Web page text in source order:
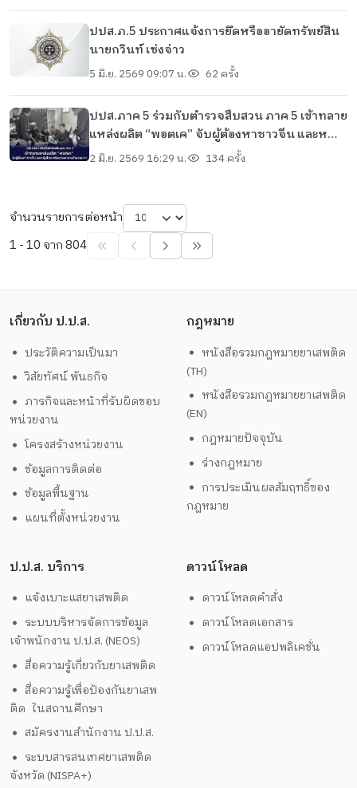
ปปส.ภ.5 ประกาศแจ้งการยึดหรืออายัดทรัพย์สิน
นายกวินท์ เซ่งจ่าว
5 มิ.ย. 2569 09:07 น. 62 ครั้ง
ปปส.ภาค 5 ร่วมกับตำรวจสืบสวน ภาค 5 เข้าทลาย
แหล่งผลิต “พอตเค” จับผู้ต้องหาชาวจีน และหญิง
ไทย พร้อมของกลางจำนวนมาก
2 มิ.ย. 2569 16:29 น. 134 ครั้ง
จำนวนรายการต่อหน้า
1 - 10 จาก 804
เกี่ยวกับ ป.ป.ส.
ประวัติความเป็นมา
วิสัยทัศน์ พันธกิจ
ภารกิจและหน้าที่รับผิดชอบ
หน่วยงาน
โครงสร้างหน่วยงาน
ข้อมูลการติดต่อ
ข้อมูลพื้นฐาน
แผนที่ตั้งหน่วยงาน
กฎหมาย
หนังสือรวมกฎหมายยาเสพติด
(TH)
หนังสือรวมกฎหมายยาเสพติด
(EN)
กฎหมายปัจจุบัน
ร่างกฎหมาย
การประเมินผลสัมฤทธิ์ของ
กฎหมาย
ป.ป.ส. บริการ
แจ้งเบาะแสยาเสพติด
ระบบบริหารจัดการข้อมูล
เจ้าพนักงาน ป.ป.ส. (NEOS)
สื่อความรู้เกี่ยวกับยาเสพติด
สื่อความรู้เพื่อป้องกันยาเสพ
ติด ในสถานศึกษา
สมัครงานสำนักงาน ป.ป.ส.
ระบบสารสนเทศยาเสพติด
จังหวัด (NISPA+)
ดาวน์โหลด
ดาวน์โหลดคำสั่ง
ดาวน์โหลดเอกสาร
ดาวน์โหลดแอปพลิเคชั่น